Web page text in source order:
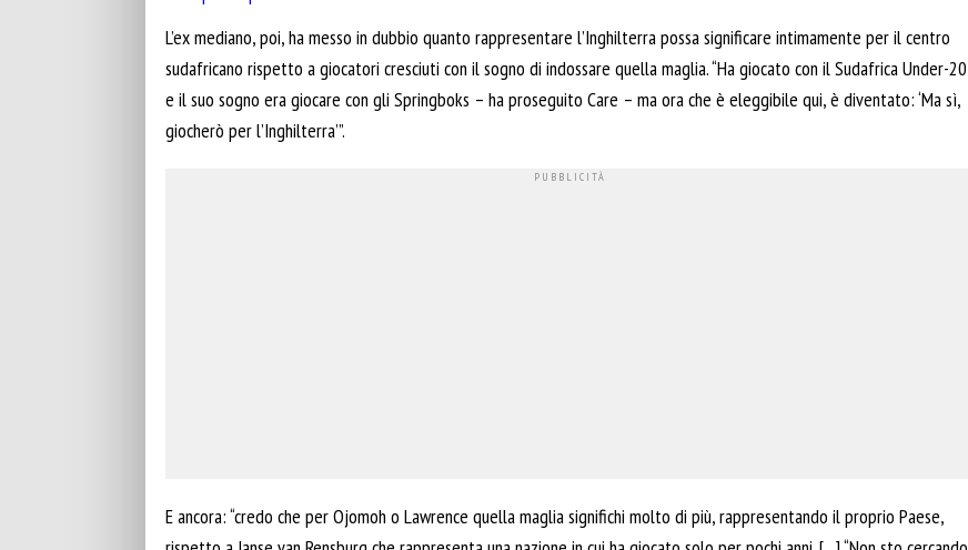
L’ex mediano, poi, ha messo in dubbio quanto rappresentare l’Inghilterra possa significare intimamente per il centro
sudafricano rispetto a giocatori cresciuti con il sogno di indossare quella maglia. “Ha giocato con il Sudafrica Under-20
e il suo sogno era giocare con gli Springboks – ha proseguito Care – ma ora che è eleggibile qui, è diventato: ‘Ma sì,
giocherò per l’Inghilterra’”.
E ancora: “credo che per Ojomoh o Lawrence quella maglia significhi molto di più, rappresentando il proprio Paese,